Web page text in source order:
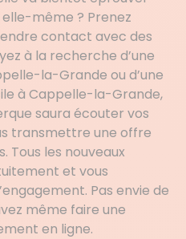
elle-même ? Prenez
contact avec des
à la recherche d’une
la-Grande ou d’une
à Cappelle-la-Grande,
saura écouter vos
transmettre une offre
Tous les nouveaux
et vous
Pas envie de
même faire une
en ligne.